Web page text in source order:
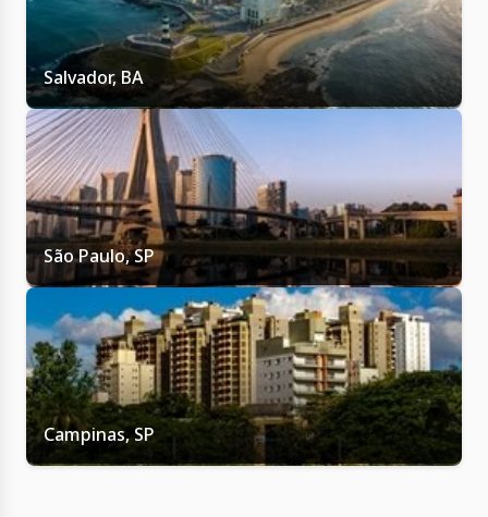
Salvador, BA
São Paulo, SP
Campinas, SP